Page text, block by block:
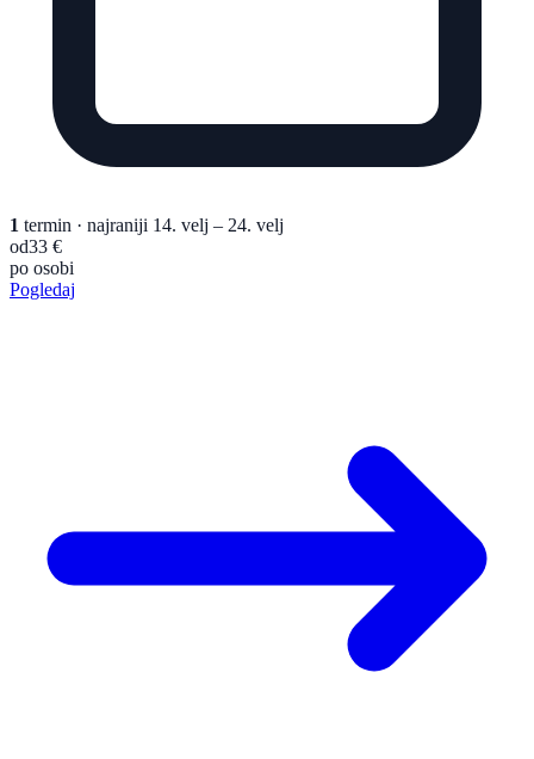
1 termin · najraniji 14. velj – 24. velj
od33 €
po osobi
Pogledaj